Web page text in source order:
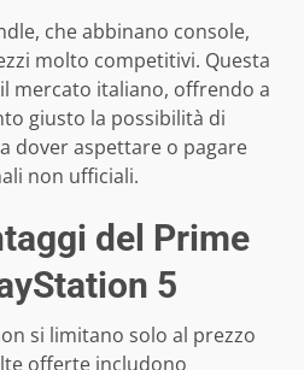
che abbinano console,
molto competitivi. Questa
mercato italiano, offrendo a
giusto la possibilità di
dover aspettare o pagare
non ufficiali.
del Prime
5
si limitano solo al prezzo
offerte includono